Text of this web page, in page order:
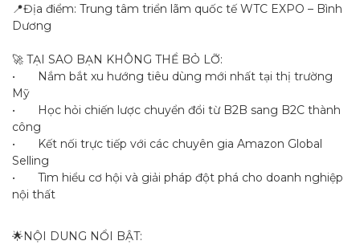
📍Địa điểm: Trung tâm triển lãm quốc tế WTC EXPO – Bình
Dương
🚀 TẠI SAO BẠN KHÔNG THỂ BỎ LỠ:
•
Nắm bắt xu hướng tiêu dùng mới nhất tại thị trường
Mỹ
•
Học hỏi chiến lược chuyển đổi từ B2B sang B2C thành
công
•
Kết nối trực tiếp với các chuyên gia Amazon Global
Selling
•
Tìm hiểu cơ hội và giải pháp đột phá cho doanh nghiệp
nội thất
🌟NỘI DUNG NỔI BẬT: